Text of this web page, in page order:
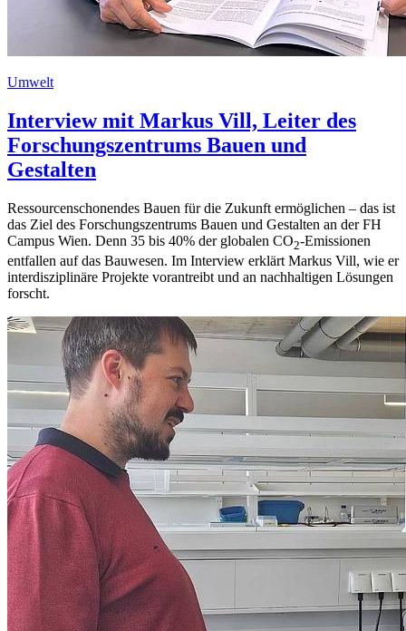
Umwelt
Interview mit Markus Vill, Leiter des
Forschungszentrums Bauen und
Gestalten
Ressourcenschonendes Bauen für die Zukunft ermöglichen – das ist
das Ziel des Forschungszentrums Bauen und Gestalten an der FH
Campus Wien. Denn 35 bis 40% der globalen CO2-Emissionen
entfallen auf das Bauwesen. Im Interview erklärt Markus Vill, wie er
interdisziplinäre Projekte vorantreibt und an nachhaltigen Lösungen
forscht.